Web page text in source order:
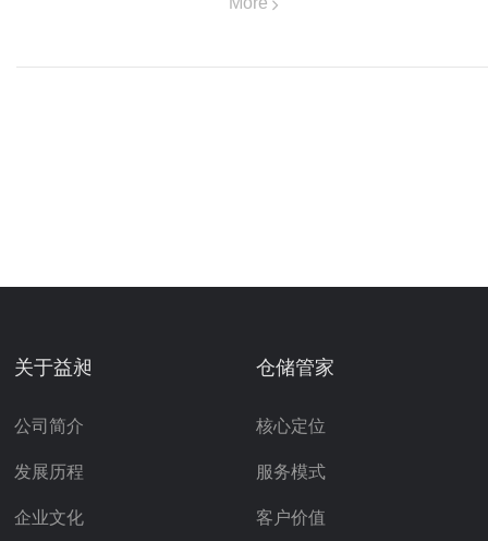
关于益昶
公司简介
发展历程
企业文化
仓储管家
核心定位
服务模式
客户价值